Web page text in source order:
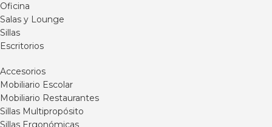
Oficina
Salas y Lounge
Sillas
Escritorios
Accesorios
Mobiliario Escolar
Mobiliario Restaurantes
Sillas Multipropósito
Sillas Ergonómicas